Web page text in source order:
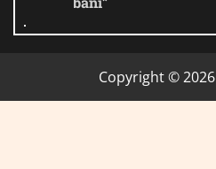
Copyright © 2026